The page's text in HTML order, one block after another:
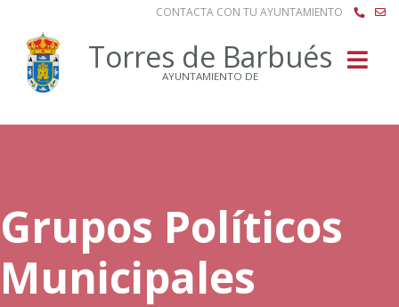
CONTACTA CON TU AYUNTAMIENTO
Torres de Barbués
AYUNTAMIENTO DE
Grupos Políticos
Municipales